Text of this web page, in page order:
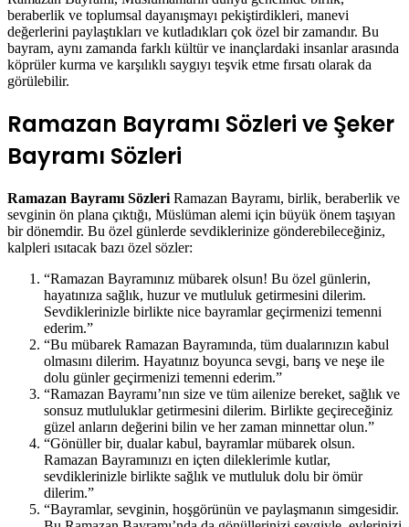
beraberlik ve toplumsal dayanışmayı pekiştirdikleri, manevi
değerlerini paylaştıkları ve kutladıkları çok özel bir zamandır. Bu
bayram, aynı zamanda farklı kültür ve inançlardaki insanlar arasında
köprüler kurma ve karşılıklı saygıyı teşvik etme fırsatı olarak da
görülebilir.
Ramazan Bayramı Sözleri ve Şeker
Bayramı Sözleri
Ramazan Bayramı Sözleri Ramazan Bayramı, birlik, beraberlik ve
sevginin ön plana çıktığı, Müslüman alemi için büyük önem taşıyan
bir dönemdir. Bu özel günlerde sevdiklerinize gönderebileceğiniz,
kalpleri ısıtacak bazı özel sözler:
“Ramazan Bayramınız mübarek olsun! Bu özel günlerin,
hayatınıza sağlık, huzur ve mutluluk getirmesini dilerim.
Sevdiklerinizle birlikte nice bayramlar geçirmenizi temenni
ederim.”
“Bu mübarek Ramazan Bayramında, tüm dualarınızın kabul
olmasını dilerim. Hayatınız boyunca sevgi, barış ve neşe ile
dolu günler geçirmenizi temenni ederim.”
“Ramazan Bayramı’nın size ve tüm ailenize bereket, sağlık ve
sonsuz mutluluklar getirmesini dilerim. Birlikte geçireceğiniz
güzel anların değerini bilin ve her zaman minnettar olun.”
“Gönüller bir, dualar kabul, bayramlar mübarek olsun.
Ramazan Bayramınızı en içten dileklerimle kutlar,
sevdiklerinizle birlikte sağlık ve mutluluk dolu bir ömür
dilerim.”
“Bayramlar, sevginin, hoşgörünün ve paylaşmanın simgesidir.